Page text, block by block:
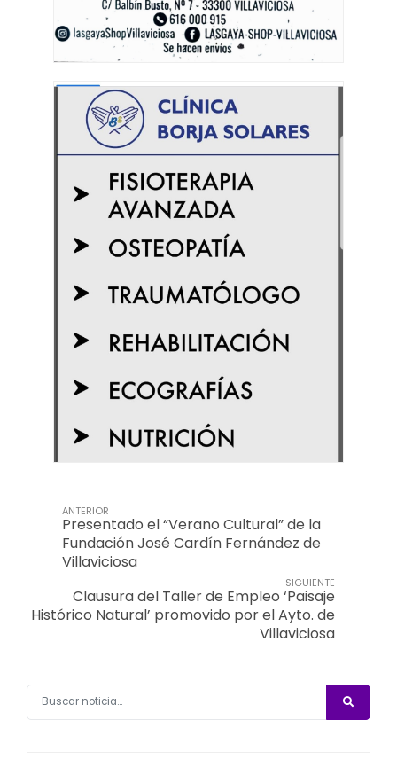
ANTERIOR
Presentado el “Verano Cultural” de la
Fundación José Cardín Fernández de
Villaviciosa
SIGUIENTE
Clausura del Taller de Empleo ‘Paisaje
Histórico Natural’ promovido por el Ayto. de
Villaviciosa